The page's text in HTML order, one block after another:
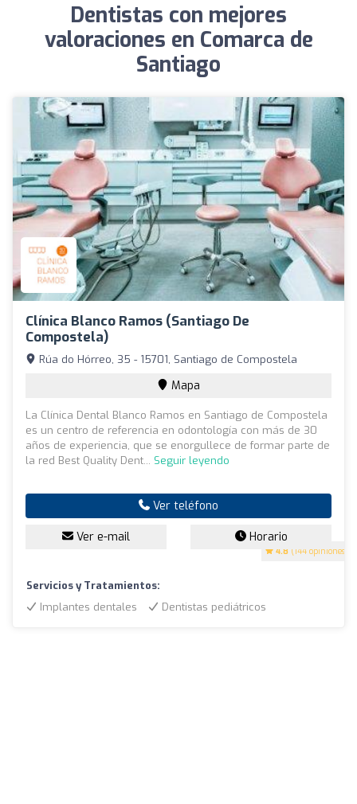
Dentistas con mejores
valoraciones en Comarca de
Santiago
Clínica Blanco Ramos (Santiago De
Compostela)
4.8 (144 opiniones)
Rúa do Hórreo, 35 - 15701, Santiago de Compostela
Mapa
La Clínica Dental Blanco Ramos en Santiago de Compostela
es un centro de referencia en odontología con más de 30
años de experiencia, que se enorgullece de formar parte de
la red Best Quality Dent... Seguir leyendo
Ver teléfono
Ver e-mail Horario
Servicios y Tratamientos:
Implantes dentales
Dentistas pediátricos